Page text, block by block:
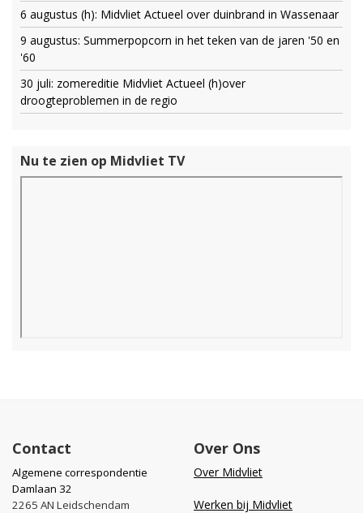
6 augustus (h): Midvliet Actueel over duinbrand in Wassenaar
9 augustus: Summerpopcorn in het teken van de jaren '50 en
'60
30 juli: zomereditie Midvliet Actueel (h)over
droogteproblemen in de regio
Nu te zien op Midvliet TV
Contact
Algemene correspondentie
Damlaan 32
2265 AN Leidschendam
Over Ons
Over Midvliet
Werken bij Midvliet